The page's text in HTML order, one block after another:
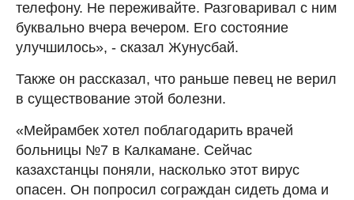
телефону. Не переживайте. Разговаривал с ним
буквально вчера вечером. Его состояние
улучшилось», - сказал Жунусбай.
Также он рассказал, что раньше певец не верил
в существование этой болезни.
«Мейрамбек хотел поблагодарить врачей
больницы №7 в Калкамане. Сейчас
казахстанцы поняли, насколько этот вирус
опасен. Он попросил сограждан сидеть дома и